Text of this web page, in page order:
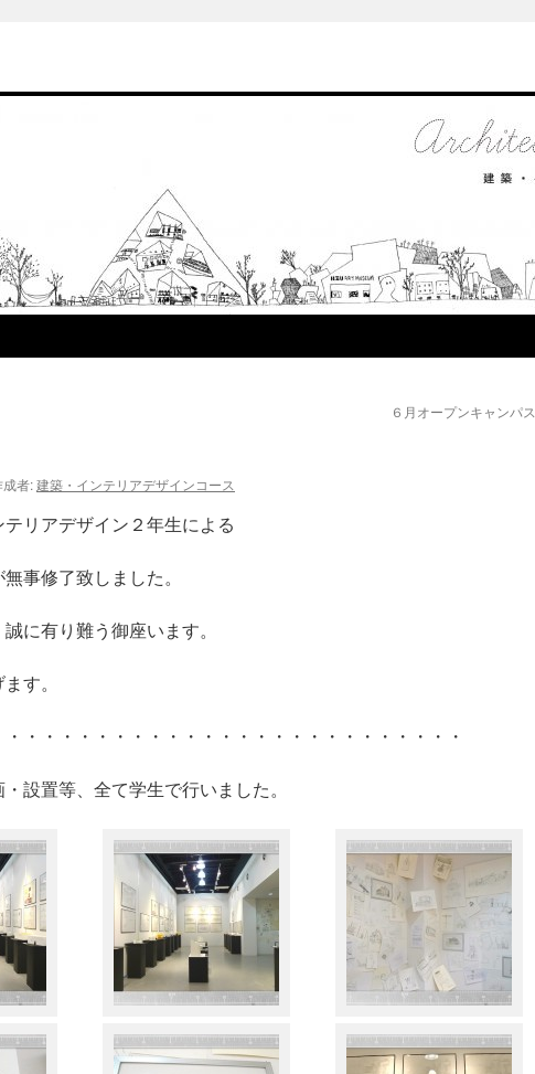
６月オープンキャンパス
成者:建築・インテリアデザインコース
リアデザイン２年生による
事修了致しました。
に有り難う御座います。
す。
・・・・・・・・・・・・・・・・・・・・・・・・・・
設置等、全て学生で行いました。